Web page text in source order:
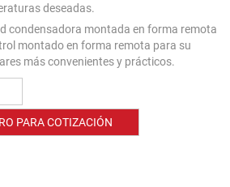
deseadas.
condensadora montada en forma remota
montado en forma remota para su
más convenientes y prácticos.
PARA COTIZACIÓN